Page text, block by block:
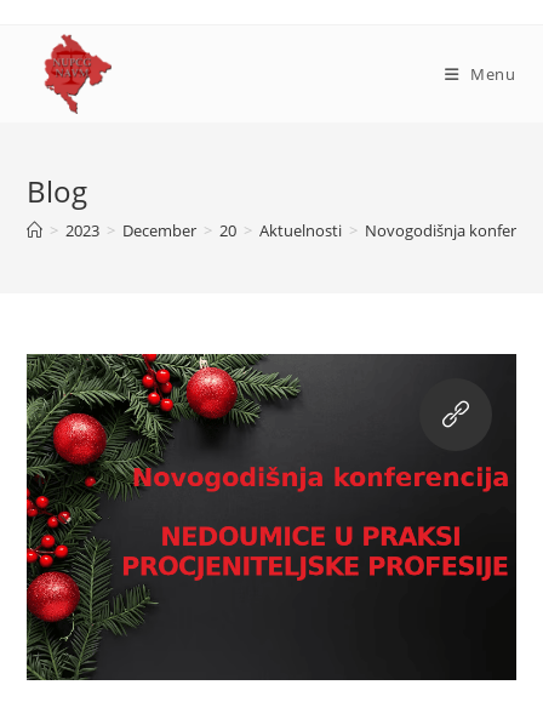
content
Menu
Blog
> 2023 > December > 20 > Aktuelnosti > Novogodišnja